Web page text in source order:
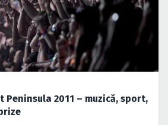
Peninsula 2011 – muzică, sport,